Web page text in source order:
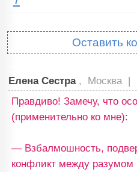
Оставить
Елена Сестра , Москва |
Правдиво! Замечу, что
(применительно ко мне):
— Взбалмошность,
конфликт между